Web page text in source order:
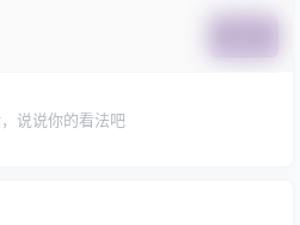
说说你的看法吧